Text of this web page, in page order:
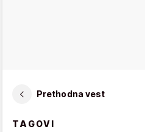
Prethodna vest
TAGOVI